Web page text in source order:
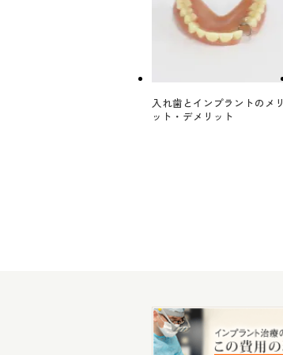
入れ歯とインプラントのメリ
ット・デメリット